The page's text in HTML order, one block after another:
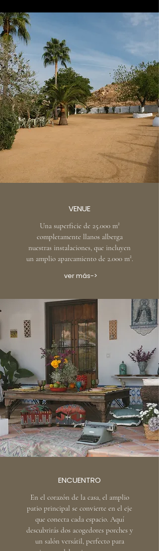
VENUE
Una superficie de 25.000 m²
completamente llanos alberga
nuestras instalaciones, que incluyen
un amplio aparcamiento de 2.000 m².
ver más->
ENCUENTRO
En el corazón de la casa, el amplio
patio principal se convierte en el eje
que conecta cada espacio. Aquí
descubrirás dos acogedores porches y
un salón versátil, perfecto para